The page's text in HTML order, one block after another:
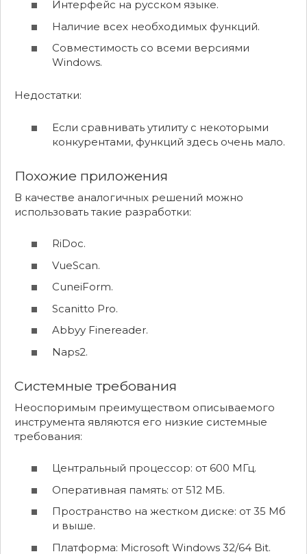
Интерфейс на русском языке.
Наличие всех необходимых функций.
Совместимость со всеми версиями
Windows.
Недостатки:
Если сравнивать утилиту с некоторыми
конкурентами, функций здесь очень мало.
Похожие приложения
В качестве аналогичных решений можно
использовать такие разработки:
RiDoc.
VueScan.
CuneiForm.
Scanitto Pro.
Abbyy Finereader.
Naps2.
Системные требования
Неоспоримым преимуществом описываемого
инструмента являются его низкие системные
требования:
Центральный процессор: от 600 МГц.
Оперативная память: от 512 МБ.
Пространство на жестком диске: от 35 Мб
и выше.
Платформа: Microsoft Windows 32/64 Bit.